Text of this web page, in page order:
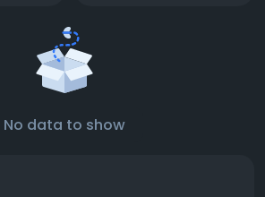
No data to show